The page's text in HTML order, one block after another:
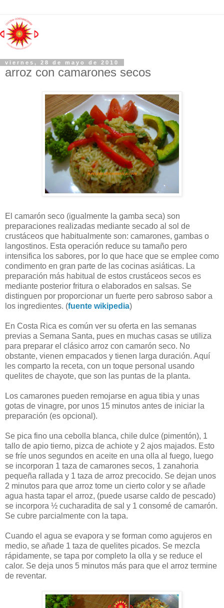
viernes, 28 de mayo de 2010
arroz con camarones secos
El camarón seco (igualmente la gamba seca) son
preparaciones realizadas mediante secado al sol de
crustáceos que habitualmente son: camarones, gambas o
langostinos. Esta operación reduce su tamaño pero
intensifica los sabores, por lo que hace que se emplee como
condimento en gran parte de las cocinas asiáticas. La
preparación más habitual de estos crustáceos secos es
mediante posterior fritura o elaborados en salsas. Se
distinguen por proporcionar un fuerte pero sabroso sabor a
los ingredientes. (fuente wikipedia)
En Costa Rica es común ver su oferta en las semanas
previas a Semana Santa, pues en muchas casas se utiliza
para preparar el clásico arroz con camarón seco. No
obstante, vienen empacados y tienen larga duración. Aquí
les comparto la receta, con un toque personal usando
quelites de chayote, que son las puntas de la planta.
Los camarones pueden remojarse en agua tibia y unas
gotas de vinagre, por unos 15 minutos antes de iniciar la
preparación (es opcional).
Se pica fino una cebolla blanca, chile dulce (pimentón), 1
tallo de apio tierno, pizca de achiote y 2 ajos majados. Esto
se fríe unos segundos en aceite en una olla al fuego, luego
se incorporan 1 taza de camarones secos, 1 zanahoria
pequeña rallada y 1 taza de arroz precocido. Se dejan unos
2 minutos para que arroz tome un cierto color y se añade
agua hasta tapar el arroz, (puede usarse caldo de pescado)
se incorpora ½ cucharadita de sal y 1 consomé de camarón.
Se cubre parcialmente con la tapa.
Cuando el agua se evapora y se forman como agujeros en
medio, se añade 1 taza de quelites picados. Se mezcla
rápidamente, se tapa por completo la olla y se reduce el
calor. Se deja unos 5 minutos más para que el arroz termine
de reventar.